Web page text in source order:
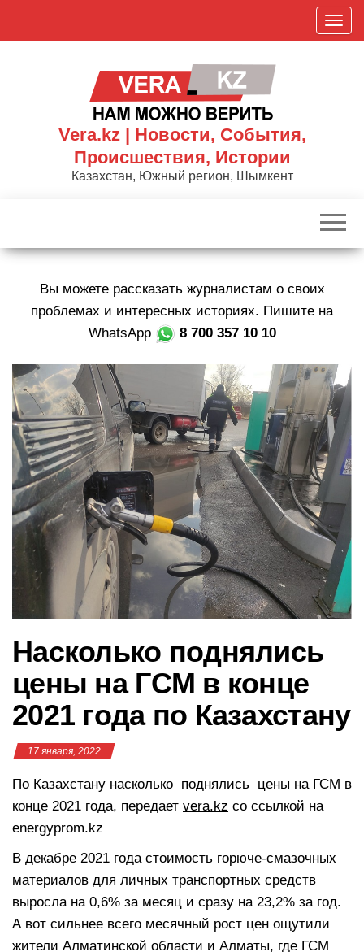
П
о
к
р
в
и
г
а
и
Vera.kz | Новости, События,
Происшествия, Истории
Казахстан, Южный регион, Шымкент
Вы можете рассказать журналистам о своих
проблемах и интересных историях. Пишите на
WhatsApp
8 700 357 10 10
Насколько поднялись
цены на ГСМ в конце
2021 года по Казахстану
17 января, 2022
По Казахстану насколько поднялись цены на ГСМ в
конце 2021 года, передает vera.kz со ссылкой на
energyprom.kz
В декабре 2021 года стоимость горюче-смазочных
материалов для личных транспортных средств
выросла на 0,6% за месяц и сразу на 23,2% за год.
А вот сильнее всего месячный рост цен ощутили
жители Алматинской области и Алматы, где ГСМ